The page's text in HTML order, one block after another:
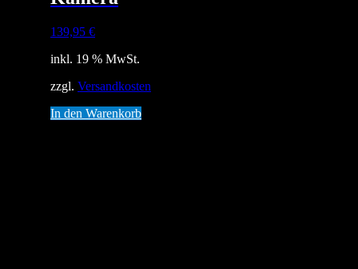
139,95 €
inkl. 19 % MwSt.
zzgl. Versandkosten
In den Warenkorb